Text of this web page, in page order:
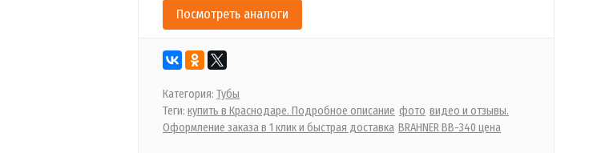
Посмотреть аналоги
Категория: Тубы
Теги: купить в Краснодаре. Подробное описание фото видео и отзывы.
Оформление заказа в 1 клик и быстрая доставка BRAHNER BB-340 цена